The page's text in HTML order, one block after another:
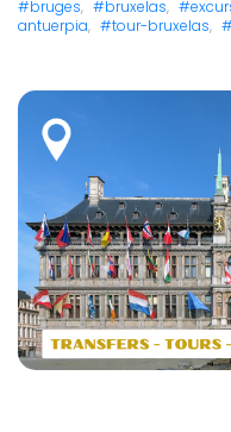
#bruges, #bruxelas,
antuerpia, #tour-bruxelas,